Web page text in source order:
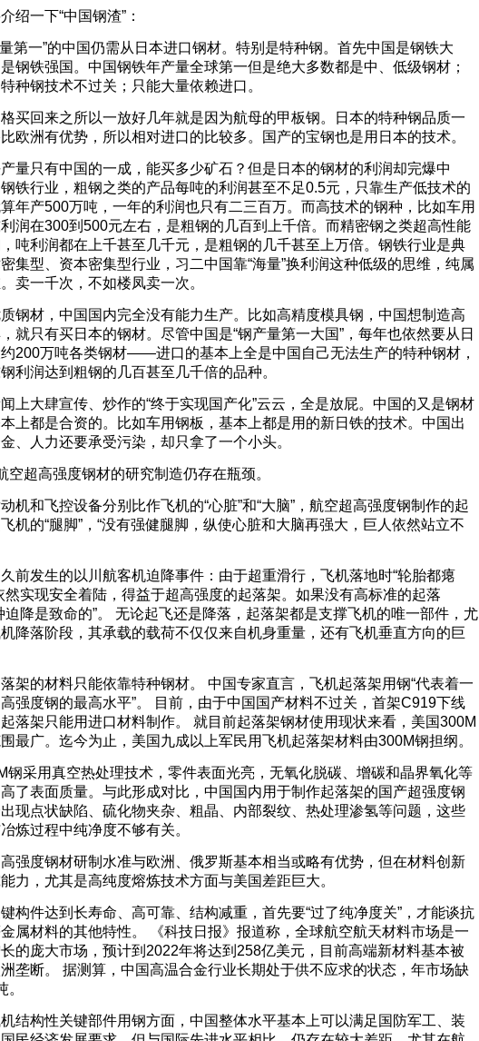
绍一下“中国钢渣”：
第一”的中国仍需从日本进口钢材。特别是特种钢。首先中国是钢铁大
钢铁强国。中国钢铁年产量全球第一但是绝大多数都是中、低级钢材；
种钢技术不过关；只能大量依赖进口。
买回来之所以一放好几年就是因为航母的甲板钢。日本的特种钢品质一
欧洲有优势，所以相对进口的比较多。国产的宝钢也是用日本的技术。
量只有中国的一成，能买多少矿石？但是日本的钢材的利润却完爆中
铁行业，粗钢之类的产品每吨的利润甚至不足0.5元，只靠生产低技术的
年产500万吨，一年的利润也只有二三百万。而高技术的钢种，比如车用
润在300到500元左右，是粗钢的几百到上千倍。而精密钢之类超高性能
吨利润都在上千甚至几千元，是粗钢的几千甚至上万倍。钢铁行业是典
集型、资本密集型行业，习二中国靠“海量”换利润这种低级的思维，纯属
卖一千次，不如楼凤卖一次。
钢材，中国国内完全没有能力生产。比如高精度模具钢，中国想制造高
就只有买日本的钢材。尽管中国是“钢产量第一大国”，每年也依然要从日
200万吨各类钢材——进口的基本上全是中国自己无法生产的特种钢材，
利润达到粗钢的几百甚至几千倍的品种。
上大肆宣传、炒作的“终于实现国产化”云云，全是放屁。中国的又是钢材
上都是合资的。比如车用钢板，基本上都是用的新日铁的技术。中国出
、人力还要承受污染，却只拿了一个小头。
空超高强度钢材的研究制造仍存在瓶颈。
机和飞控设备分别比作飞机的“心脏”和“大脑”，航空超高强度钢制作的起
机的“腿脚”，“没有强健腿脚，纵使心脏和大脑再强大，巨人依然站立不
前发生的以川航客机迫降事件：由于超重滑行，飞机落地时“轮胎都瘪
然实现安全着陆，得益于超高强度的起落架。如果没有高标准的起落
迫降是致命的”。 无论起飞还是降落，起落架都是支撑飞机的唯一部件，尤
降落阶段，其承载的载荷不仅仅来自机身重量，还有飞机垂直方向的巨
架的材料只能依靠特种钢材。 中国专家直言，飞机起落架用钢“代表着一
强度钢的最高水平”。 目前，由于中国国产材料不过关，首架C919下线
落架只能用进口材料制作。 就目前起落架钢材使用现状来看，美国300M
最广。迄今为止，美国九成以上军民用飞机起落架材料由300M钢担纲。
钢采用真空热处理技术，零件表面光亮，无氧化脱碳、增碳和晶界氧化等
了表面质量。与此形成对比，中国国内用于制作起落架的国产超强度钢
现点状缺陷、硫化物夹杂、粗晶、内部裂纹、热处理渗氢等问题，这些
炼过程中纯净度不够有关。
强度钢材研制水准与欧洲、俄罗斯基本相当或略有优势，但在材料创新
力，尤其是高纯度熔炼技术方面与美国差距巨大。
构件达到长寿命、高可靠、结构减重，首先要“过了纯净度关”，才能谈抗
属材料的其他特性。 《科技日报》报道称，全球航空航天材料市场是一
的庞大市场，预计到2022年将达到258亿美元，目前高端新材料基本被
垄断。 据测算，中国高温合金行业长期处于供不应求的状态，年市场缺
。
结构性关键部件用钢方面，中国整体水平基本上可以满足国防军工、装